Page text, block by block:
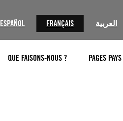
ESPAÑOL FRANÇAIS العربية
QUE FAISONS-NOUS ? PAGES PAYS